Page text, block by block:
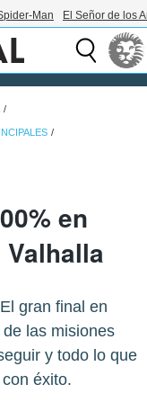
Man El Señor de los
en
gran final en
las misiones
y todo lo que
éxito.